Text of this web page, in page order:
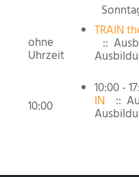
ohne
Uhrzeit
TRAIN
::
10:00
10:00 -
IN ::